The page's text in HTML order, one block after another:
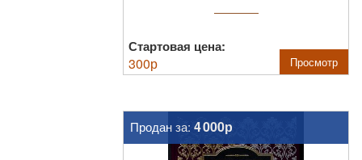
Стартовая цена:
300р Просмотр
Продан за: 4 000р